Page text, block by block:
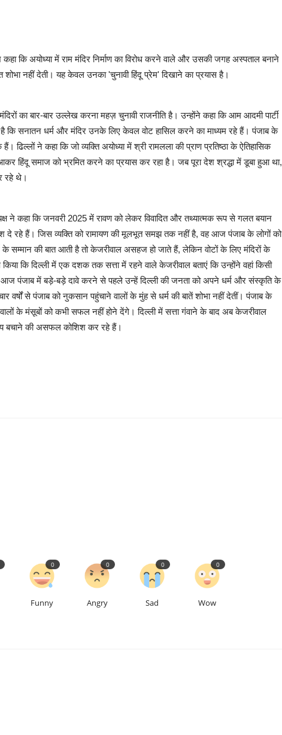
कहा कि अयोध्या में राम मंदिर निर्माण का विरोध करने वाले और उसकी जगह अस्पताल बनाने
नहीं देती। यह केवल उनका 'चुनावी हिंदू प्रेम' दिखाने का प्रयास है।
का बार-बार उल्लेख करना महज़ चुनावी राजनीति है। उन्होंने कहा कि आम आदमी पार्टी
है कि सनातन धर्म और मंदिर उनके लिए केवल वोट हासिल करने का माध्यम रहे हैं। पंजाब के
ने कहा कि जो व्यक्ति अयोध्या में श्री रामलला की प्राण प्रतिष्ठा के ऐतिहासिक
हिंदू समाज को भ्रमित करने का प्रयास कर रहा है। जब पूरा देश श्रद्धा में डूबा हुआ था,
रहे थे।
ने कहा कि जनवरी 2025 में रावण को लेकर विवादित और तथ्यात्मक रूप से गलत बयान
दे रहे हैं। जिस व्यक्ति को रामायण की मूलभूत समझ तक नहीं है, वह आज पंजाब के लोगों को
के सम्मान की बात आती है तो केजरीवाल असहज हो जाते हैं, लेकिन वोटों के लिए मंदिरों के
कि दिल्ली में एक दशक तक सत्ता में रहने वाले केजरीवाल बताएं कि उन्होंने वहां किसी
आज पंजाब में बड़े-बड़े दावे करने से पहले उन्हें दिल्ली की जनता को अपने धर्म और संस्कृति के
वर्षों से पंजाब को नुकसान पहुंचाने वालों के मुंह से धर्म की बातें शोभा नहीं देतीं। पंजाब के
के मंसूबों को कभी सफल नहीं होने देंगे। दिल्ली में सत्ता गंवाने के बाद अब केजरीवाल
बचाने की असफल कोशिश कर रहे हैं।
Funny
0
Angry
0
Sad
0
Wow
0